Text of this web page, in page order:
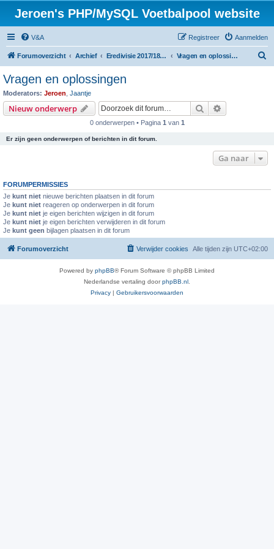
Jeroen's PHP/MySQL Voetbalpool website
V&A Aanmelden
Registreer
Forumoverzicht Archief Eredivisie 2017/18 voetbalpool Vragen en oplossingen
Vragen en oplossingen
Moderators: Jeroen Jaantje
Nieuw onderwerp Zoek
0 onderwerpen • Pagina 1 van 1
Er zijn geen onderwerpen of berichten in dit forum.
Ga naar
FORUMPERMISSIES
Je kunt niet nieuwe berichten plaatsen in dit forum
Je kunt niet reageren op onderwerpen in dit forum
Je kunt niet je eigen berichten wijzigen in dit forum
Je kunt niet je eigen berichten verwijderen in dit forum
Je kunt geen bijlagen plaatsen in dit forum
Forumoverzicht Alle tijden zijn UTC+02:00
Verwijder cookies
Powered by phpBB® Forum Software © phpBB Limited
Nederlandse vertaling doorphpBB.nl
Privacy | Gebruikersvoorwaarden